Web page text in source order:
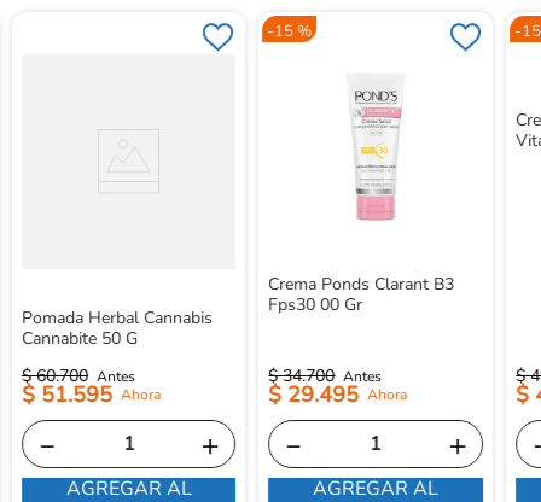
Pomada Herbal Cannabis
Cannabite 50 G
$ 60.700
$ 51.595
＋
－
AGREGAR AL
-15 %
Crema Ponds Clarant B3
Fps30 00 Gr
$ 34.700
$ 29.495
＋
－
AGREGAR AL
-
$
$